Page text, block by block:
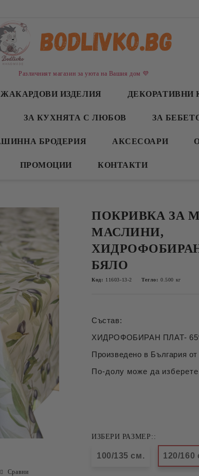
Различният магазин за уюта на Вашия дом 💜
ЖАКАРДОВИ ИЗДЕЛИЯ ДЕКОРАТИВНИ
ЗА КУХНЯТА С ЛЮБОВ ЗА
БРОДЕРИЯ АКСЕСОАРИ
ПРОМОЦИИ КОНТАКТИ
ПОКРИВКА ЗА
МАСЛИНИ,
БЯЛО
Код: 11603-13-2 Тегло: 0.500 кг
Състав:
ХИДРОФОБИРАН ПЛАТ-
Произведено в България
По-долу може да
ИЗБЕРИ РАЗМЕР::
100/135 см. 120/160
Сравни